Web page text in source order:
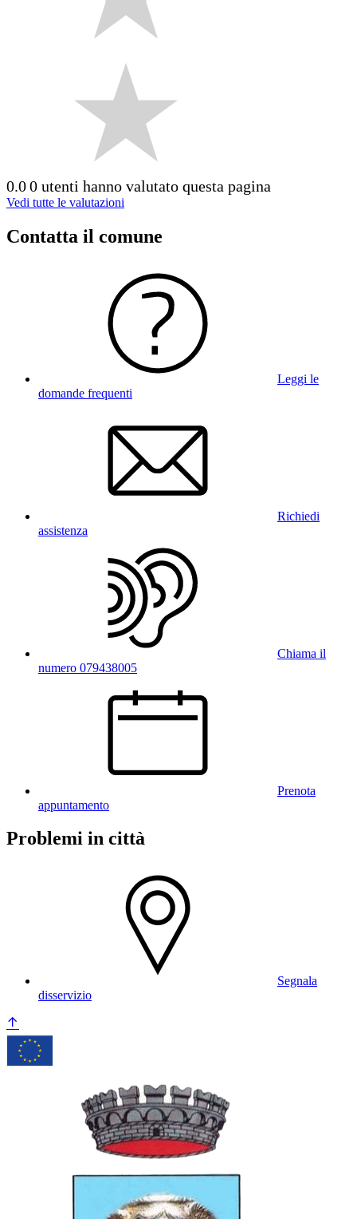
0.00 utenti hanno valutato questa pagina
Vedi tutte le valutazioni
Contatta il comune
Leggi le
domande frequenti
Richiedi
assistenza
Chiama il
numero 079438005
Prenota
appuntamento
Problemi in città
Segnala
disservizio